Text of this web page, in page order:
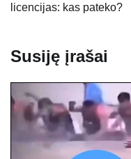
licencijas: kas pateko?
Susiję įrašai